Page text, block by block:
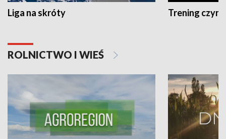
Liga na skróty Trening czyni
ROLNICTWO I WIEŚ